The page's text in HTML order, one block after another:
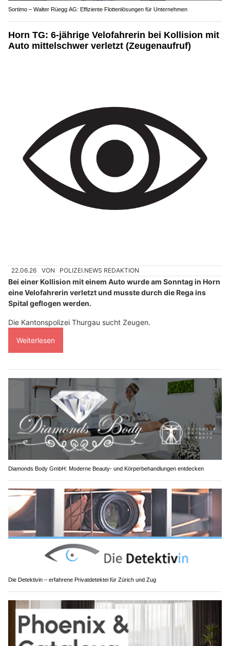
Sortimo – Walter Rüegg AG: Effiziente Flottenlösungen für Unternehmen
Horn TG: 6-jährige Velofahrerin bei Kollision mit
Auto mittelschwer verletzt (Zeugenaufruf)
22.06.26 VON POLIZEI.NEWS REDAKTION
Bei einer Kollision mit einem Auto wurde am Sonntag in Horn
eine Velofahrerin verletzt und musste durch die Rega ins
Spital geflogen werden.
Die Kantonspolizei Thurgau sucht Zeugen.
Weiterlesen
Diamonds Body GmbH: Moderne Beauty- und Körperbehandlungen entdecken
Die Detektivin – erfahrene Privatdetektei für Zürich und Zug